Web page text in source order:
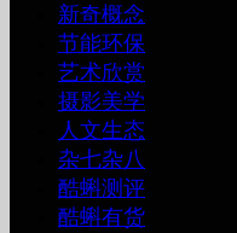
新奇概念
节能环保
艺术欣赏
摄影美学
人文生态
杂七杂八
酷蝌测评
酷蝌有货